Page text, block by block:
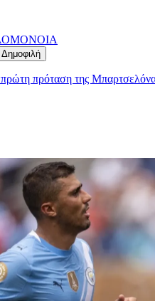
ΟΜΟΝΟΙΑ
Δημοφιλή
πρόταση της Μπαρτσελόνα